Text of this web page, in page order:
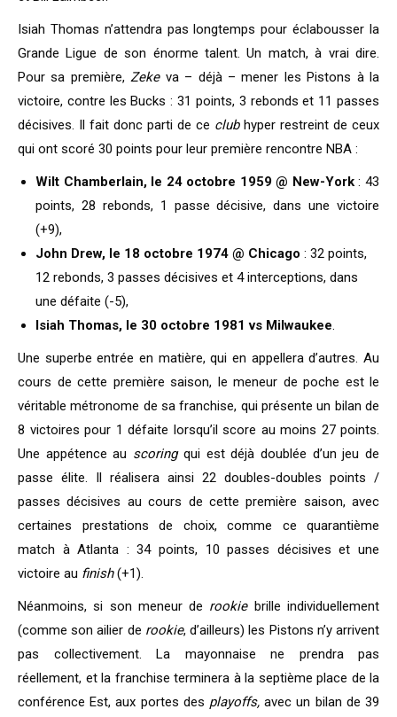
Isiah Thomas n’attendra pas longtemps pour éclabousser la
Grande Ligue de son énorme talent. Un match, à vrai dire.
Pour sa première,Zeke va – déjà – mener les Pistons à la
victoire, contre les Bucks : 31 points, 3 rebonds et 11 passes
décisives. Il fait donc parti de ce club hyper restreint de ceux
qui ont scoré 30 points pour leur première rencontre NBA :
Wilt Chamberlain, le 24 octobre 1959 @ New-York: 43
points, 28 rebonds, 1 passe décisive, dans une victoire
(+9),
John Drew, le 18 octobre 1974 @ Chicago : 32 points,
12 rebonds, 3 passes décisives et 4 interceptions, dans
une défaite (-5),
Isiah Thomas, le 30 octobre 1981 vs Milwaukee.
Une superbe entrée en matière, qui en appellera d’autres. Au
cours de cette première saison, le meneur de poche est le
véritable métronome de sa franchise, qui présente un bilan de
8 victoires pour 1 défaite lorsqu’il score au moins 27 points.
Une appétence au scoring qui est déjà doublée d’un jeu de
passe élite. Il réalisera ainsi 22 doubles-doubles points /
passes décisives au cours de cette première saison, avec
certaines prestations de choix, comme ce quarantième
match à Atlanta : 34 points, 10 passes décisives et une
victoire au finish(+1).
Néanmoins, si son meneur de rookie brille individuellement
(comme son ailier de rookie, d’ailleurs) les Pistons n’y arrivent
pas collectivement. La mayonnaise ne prendra pas
réellement, et la franchise terminera à la septième place de la
conférence Est, aux portes des playoffs,avec un bilan de 39